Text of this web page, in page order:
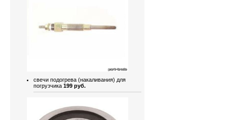
свечи подогрева (накаливания) для
погрузчика 199 руб.